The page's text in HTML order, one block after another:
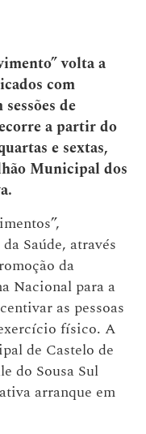
volta a
com
de
a partir do
e sextas,
Municipal dos
Saúde, através
da
Nacional para a
as pessoas
físico. A
de Castelo de
do Sousa Sul
arranque em